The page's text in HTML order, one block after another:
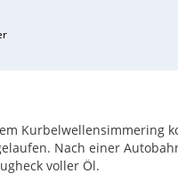
Kurbelwellensimmering
Nach einer
voller Öl.